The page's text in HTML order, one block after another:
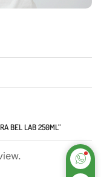
BEL LAB 250ML”